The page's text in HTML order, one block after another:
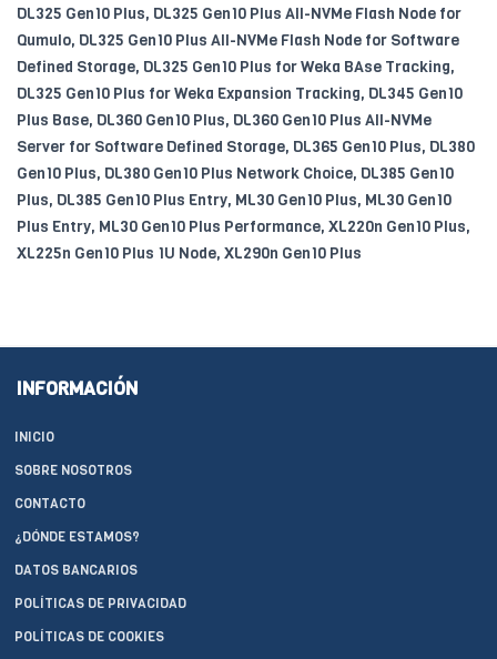
DL325 Gen10 Plus, DL325 Gen10 Plus All-NVMe Flash Node for
Qumulo, DL325 Gen10 Plus All-NVMe Flash Node for Software
Defined Storage, DL325 Gen10 Plus for Weka BAse Tracking,
DL325 Gen10 Plus for Weka Expansion Tracking, DL345 Gen10
Plus Base, DL360 Gen10 Plus, DL360 Gen10 Plus All-NVMe
Server for Software Defined Storage, DL365 Gen10 Plus, DL380
Gen10 Plus, DL380 Gen10 Plus Network Choice, DL385 Gen10
Plus, DL385 Gen10 Plus Entry, ML30 Gen10 Plus, ML30 Gen10
Plus Entry, ML30 Gen10 Plus Performance, XL220n Gen10 Plus,
XL225n Gen10 Plus 1U Node, XL290n Gen10 Plus
INFORMACIÓN
INICIO
SOBRE NOSOTROS
CONTACTO
¿DÓNDE ESTAMOS?
DATOS BANCARIOS
POLÍTICAS DE PRIVACIDAD
POLÍTICAS DE COOKIES